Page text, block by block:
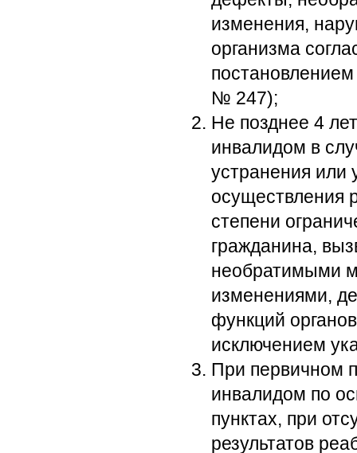
изменения,
организма
№ 247);
Не позднее 4
инвалидом в
устранения или
осуществления
степени
гражданина,
необратимыми
изменениями,
функций
исключением
При первичном
инвалидом по
пунктах, при
результатов